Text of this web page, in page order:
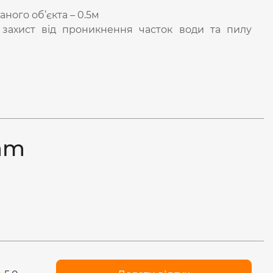
об’єкта – 0.5м
від проникнення часток води та пилу
має здійснюватися за допомогою клемної
кріплення та з’єднання. Виріб можна